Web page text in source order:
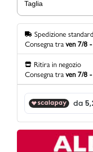
PittaRosso
Gioco della
divertenti con
Taglia
Spedizione standard
Consegna tra ven 7/8
Ritira in negozio
Consegna tra ven 7/8